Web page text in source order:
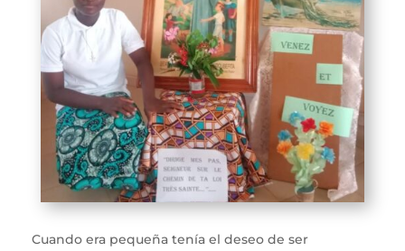
Cuando era pequeña tenía el deseo de ser